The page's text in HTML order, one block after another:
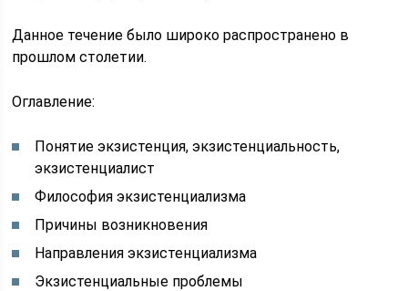
Данное течение было широко распространено в
прошлом столетии.
Оглавление:
Понятие экзистенция, экзистенциальность,
экзистенциалист
Философия экзистенциализма
Причины возникновения
Направления экзистенциализма
Экзистенциальные проблемы